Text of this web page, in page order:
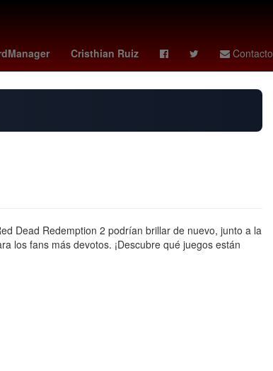
Cristhian Ruiz Contacto
cota méxico vs colombia femenil
Dead Redemption 2 podrían brillar de nuevo, junto a la
los fans más devotos. ¡Descubre qué juegos están